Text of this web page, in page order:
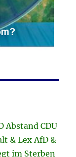
Abstand CDU
& Lex AfD &
im Sterben